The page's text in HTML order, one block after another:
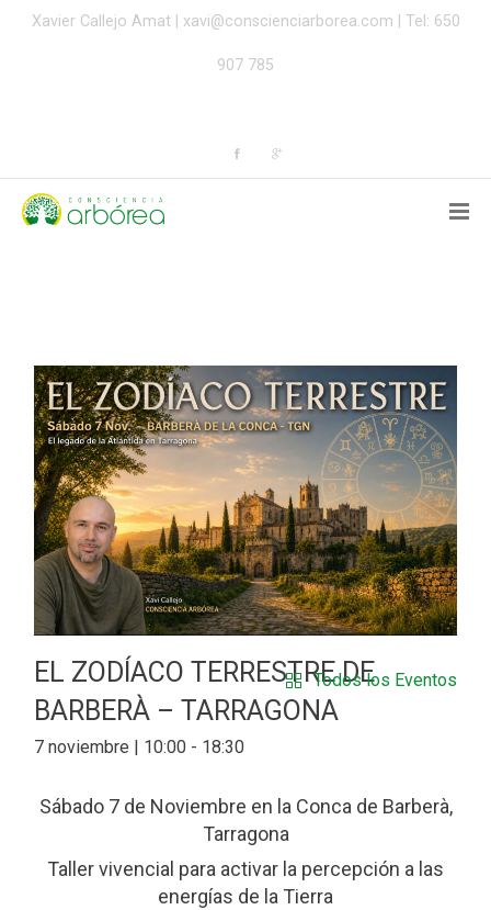
Xavier Callejo Amat | xavi@conscienciarborea.com | Tel: 650
907 785
EL ZODÍACO TERRESTRE DE
BARBERÀ – TARRAGONA
Todos los Eventos
7 noviembre | 10:00 - 18:30
Sábado 7 de Noviembre en la Conca de Barberà,
Tarragona
Taller vivencial para activar la percepción a las
energías de la Tierra